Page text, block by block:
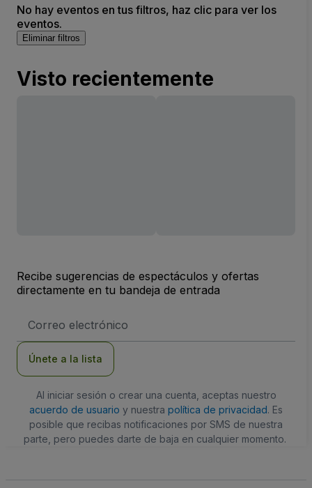
No hay eventos en tus filtros, haz clic para ver los
eventos.
Eliminar filtros
Visto recientemente
Recibe sugerencias de espectáculos y ofertas
directamente en tu bandeja de entrada
de
Únete a la lista
Al iniciar sesión o crear una cuenta, aceptas nuestro
acuerdo de usuario y nuestra política de privacidad. Es
posible que recibas notificaciones por SMS de nuestra
parte, pero puedes darte de baja en cualquier momento.